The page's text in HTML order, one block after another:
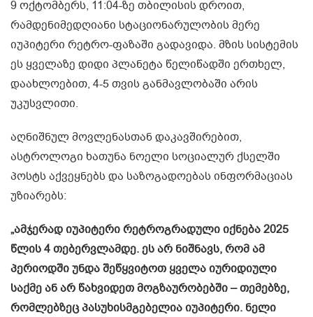
9 ოქტომბერს, 11:04-ზე თბილისის დროით,
რამდენიმედღიანი სტაციონარულობის მერე
იუპიტერი რეტრო-ფაზაში გადავიდა. მზის სისტემის
ეს ყველაზე დიდი პლანეტა წელიწადში ერთხელ,
დაახლოებით, 4-5 თვის განმავლობაში არის
უკუსვლითი.
აღნიშნულ მოვლენასთან დაკავშირებით,
ასტროლოგი ხათუნა ნოელი სოციალურ ქსელში
პოსტს აქვეყნებს და საზოგადოებას ინფორმაციას
უზიარებს:
„ამჯერად იუპიტერი რეტროგრადული იქნება 2025
წლის 4 თებერვლამდე. ეს არ ნიშნავს, რომ ამ
პერიოდში უნდა შეწყვიტოთ ყველა იურიდიული
საქმე ან არ წახვიდეთ მოგზაურობებში – თემებზე,
რომლებზეც პასუხისმგებელია იუპიტერი. ნელი